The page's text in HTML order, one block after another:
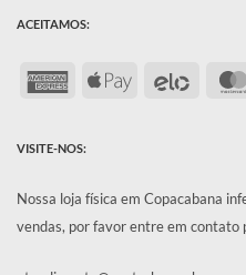
VISITE-NOS:
Nossa loja física em Copacabana
vendas, por favor entre em contato
ACEITAMOS:
AmericanApple